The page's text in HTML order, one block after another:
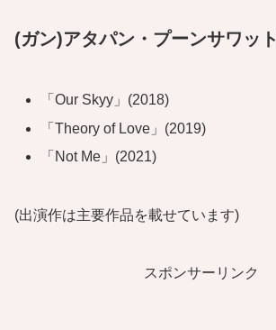
(ガン)アタパン・プーンサワット
「Our Skyy」(2018)
「Theory of Love」(2019)
「Not Me」(2021)
(出演作は主要作品を載せています)
スポンサーリンク